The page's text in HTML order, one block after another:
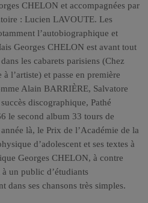
CHELON et accompagnées par
: Lucien LAVOUTE. Les
l’autobiographique et
Georges CHELON est avant tout
les cabarets parisiens (Chez
l’artiste) et passe en première
Alain BARRIÈRE, Salvatore
discographique, Pathé
le second album 33 tours de
là, le Prix de l’Académie de la
d’adolescent et ses textes à
Georges CHELON, à contre
un public d’étudiants
dans ses chansons très simples.